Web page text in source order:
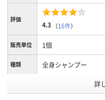
評価
4.3 （16件）
販売単位 1個
種類 全身シャンプー
詳